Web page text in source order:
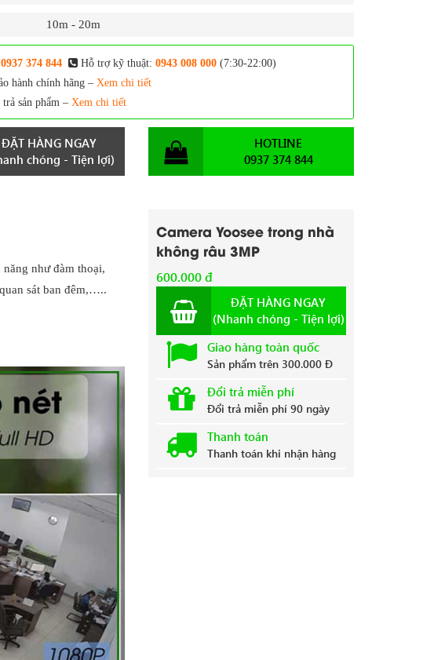
10m - 20m
0937 374 844 Hỗ trợ kỹ thuật: 0943 008 000 (7:30-22:00)
hành chính hãng – Xem chi tiết
sản phẩm – Xem chi tiết
ĐẶT HÀNG NGAY
chóng - Tiện lợi)
HOTLINE
0937 374 844
như đàm thoại,
sát ban đêm,…..
Camera Yoosee trong nhà
không râu 3MP
600.000 đ
ĐẶT HÀNG NGAY
(Nhanh chóng - Tiện lợi)
Giao hàng toàn quốc
Sản phẩm trên 300.000 Đ
Đổi trả miễn phí
Đổi trả miễn phí 90 ngày
Thanh toán
Thanh toán khi nhận hàng